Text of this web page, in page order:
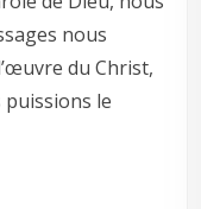
nous
du Christ,
le